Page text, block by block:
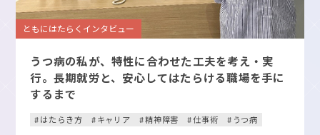
ともにはたらくインタビュー
うつ病の私が、特性に合わせた工夫を考え・実
行。長期就労と、安心してはたらける職場を手に
するまで
はたらき方 キャリア 精神障害 仕事術 うつ病